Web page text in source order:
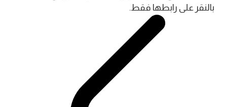
بالنقر على رابطها فقط.